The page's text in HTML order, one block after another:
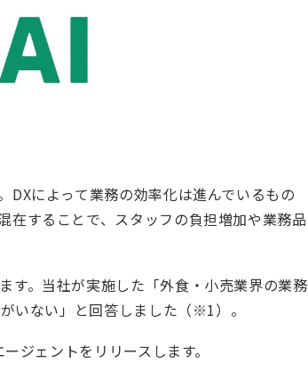
によって業務の効率化は進んでいるもの
在することで、スタッフの負担増加や業務品
す。当社が実施した「外食・小売業界の業務
いない」と回答しました（※1）。
ジェントをリリースします。